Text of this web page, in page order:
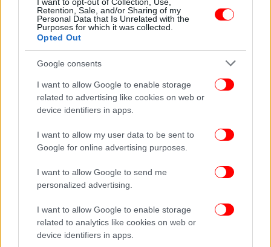
Retention, Sale, and/or Sharing of my
Personal Data that Is Unrelated with the
Purposes for which it was collected.
Opted Out
Google consents
I want to allow Google to enable storage
related to advertising like cookies on web or
device identifiers in apps.
I want to allow my user data to be sent to
Google for online advertising purposes.
I want to allow Google to send me
personalized advertising.
I want to allow Google to enable storage
related to analytics like cookies on web or
device identifiers in apps.
Ντάνιελ Ντέι Λιούις, ο σούπερ σταρ με τα τρία
Όσκαρ που έγινε ξυλουργός
STORIES 14/04/2018 11:10
Τσαρλς Τζέιμς: Ο τελειομανής μόδιστρος που